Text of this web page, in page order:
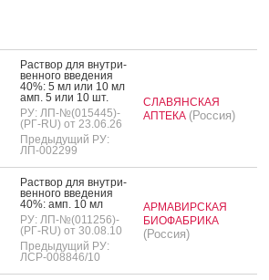
Рас­твор для внут­ри­
вен­но­го вве­дения
40%: 5 мл или 10 мл
амп. 5 или 10 шт.
РУ: ЛП-№(015445)-
(РГ-RU) от 23.06.26
Предыдущий РУ:
ЛП-002299
СЛАВЯНСКАЯ
АПТЕКА (Россия)
Рас­твор для внут­ри­
вен­но­го вве­дения
40%: амп. 10 мл
РУ: ЛП-№(011256)-
(РГ-RU) от 30.08.10
Предыдущий РУ:
ЛСР-008846/10
АРМАВИРСКАЯ
БИОФАБРИКА
(Россия)